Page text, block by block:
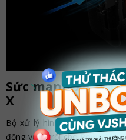
Sức mạnh xử lý
X
Bộ xử lý hình ảnh DIGIC X
động vượt trội cho PowerShot